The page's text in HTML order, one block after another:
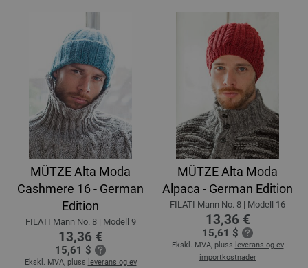
MÜTZE Alta Moda
Cashmere 16 - German
Edition
FILATI Mann No. 8 | Modell 9
13,36 €
15,61 $
Ekskl. MVA, pluss leverans og ev
MÜTZE Alta Moda
Alpaca - German Edition
FILATI Mann No. 8 | Modell 16
13,36 €
15,61 $
Ekskl. MVA, pluss leverans og ev
importkostnader